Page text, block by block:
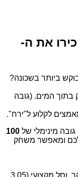
את ה-
ביותר בשכונה?
המים. (גובה
לקלוע ל"ירח".
מינימלי של 100
ומאפשר משחק